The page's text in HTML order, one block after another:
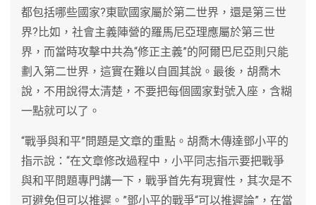
都包括哪些國家?東歐國家屬於第二世界，還是第三世
界?比如，社會主義陣營的羅馬尼亞理應屬於第三世
界，而當時攻擊中共為“修正主義”的阿爾巴尼亞則只能
劃入第二世界，這實在難以自圓其說。最後，胡喬木
說，不用說得太清楚，不要把每個國家對號入座，含糊
一點就可以了。
“戰爭與和平”問題是文章的重點。胡喬木傳達鄧小平的
指示說：“在文章修改過程中，小平同志指示要把戰爭
與和平問題專門講一下，戰爭首先有現實性，其次是不
可避免但可以推遲。”鄧小平的戰爭“可以推遲論”，在當